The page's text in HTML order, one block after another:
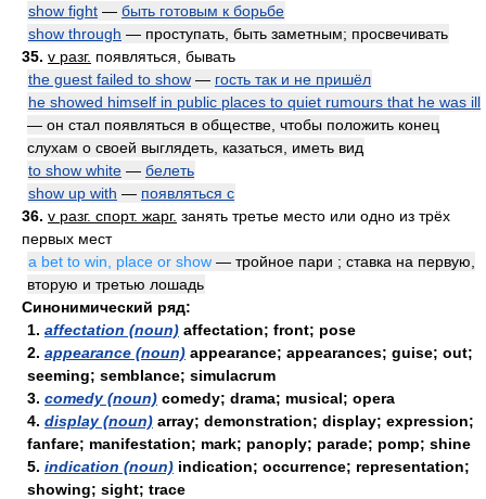
show fight — быть готовым к борьбе
show through — проступать, быть заметным; просвечивать
35. v разг. появляться, бывать
the guest failed to show — гость так и не пришёл
he showed himself in public places to quiet rumours that he was ill
— он стал появляться в обществе, чтобы положить конец
слухам о своей выглядеть, казаться, иметь вид
to show white — белеть
show up with — появляться с
36. v разг. спорт. жарг. занять третье место или одно из трёх
первых мест
a bet to win, place or show — тройное пари ; ставка на первую,
вторую и третью лошадь
Синонимический ряд:
1. affectation (noun) affectation; front; pose
2. appearance (noun) appearance; appearances; guise; out;
seeming; semblance; simulacrum
3. comedy (noun) comedy; drama; musical; opera
4. display (noun) array; demonstration; display; expression;
fanfare; manifestation; mark; panoply; parade; pomp; shine
5. indication (noun) indication; occurrence; representation;
showing; sight; trace